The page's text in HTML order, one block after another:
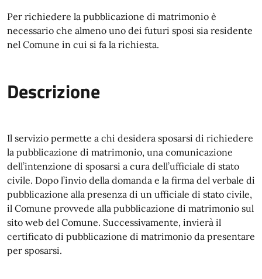
Per richiedere la pubblicazione di matrimonio è
necessario che almeno uno dei futuri sposi sia residente
nel Comune in cui si fa la richiesta.
Descrizione
Il servizio permette a chi desidera sposarsi di richiedere
la pubblicazione di matrimonio, una comunicazione
dell’intenzione di sposarsi a cura dell’ufficiale di stato
civile. Dopo l’invio della domanda e la firma del verbale di
pubblicazione alla presenza di un ufficiale di stato civile,
il Comune provvede alla pubblicazione di matrimonio sul
sito web del Comune. Successivamente, invierà il
certificato di pubblicazione di matrimonio da presentare
per sposarsi.